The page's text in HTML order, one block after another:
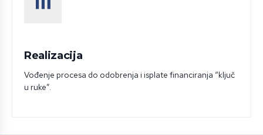
Realizacija
Vođenje procesa do odobrenja i isplate financiranja “ključ
u ruke”.